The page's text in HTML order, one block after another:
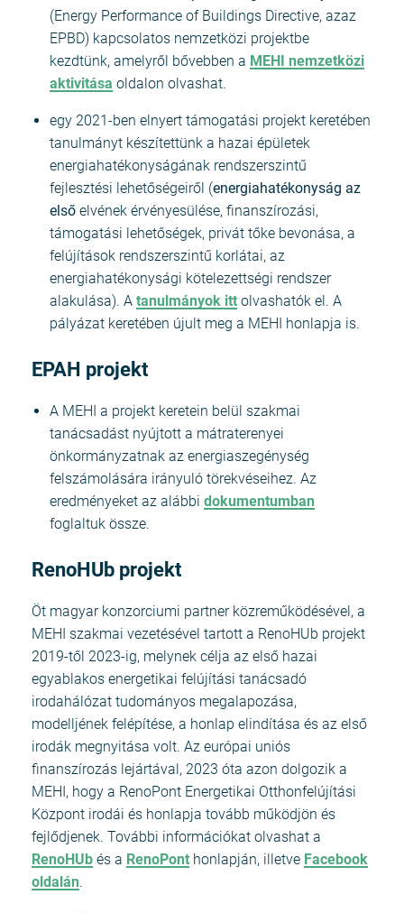
(Energy Performance of Buildings Directive, azaz
EPBD) kapcsolatos nemzetközi projektbe
kezdtünk, amelyről bővebben a MEHI nemzetközi
aktivitása oldalon olvashat.
egy 2021-ben elnyert támogatási projekt keretében
tanulmányt készítettünk a hazai épületek
energiahatékonyságának rendszerszintű
fejlesztési lehetőségeiről (energiahatékonyság az
első elvének érvényesülése, finanszírozási,
támogatási lehetőségek, privát tőke bevonása, a
felújítások rendszerszintű korlátai, az
energiahatékonysági kötelezettségi rendszer
alakulása). A tanulmányok itt olvashatók el. A
pályázat keretében újult meg a MEHI honlapja is.
EPAH projekt
A MEHI a projekt keretein belül szakmai
tanácsadást nyújtott a mátraterenyei
önkormányzatnak az energiaszegénység
felszámolására irányuló törekvéseihez. Az
eredményeket az alábbi dokumentumban
foglaltuk össze.
RenoHUb projekt
Öt magyar konzorciumi partner közreműködésével, a
MEHI szakmai vezetésével tartott a RenoHUb projekt
2019-től 2023-ig, melynek célja az első hazai
egyablakos energetikai felújítási tanácsadó
irodahálózat tudományos megalapozása,
modelljének felépítése, a honlap elindítása és az első
irodák megnyitása volt. Az európai uniós
finanszírozás lejártával, 2023 óta azon dolgozik a
MEHI, hogy a RenoPont Energetikai Otthonfelújítási
Központ irodái és honlapja tovább működjön és
fejlődjenek. További információkat olvashat a
RenoHUb és a RenoPont honlapján, illetve Facebook
oldalán.